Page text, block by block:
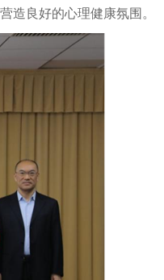
造良好的心理健康氛围。